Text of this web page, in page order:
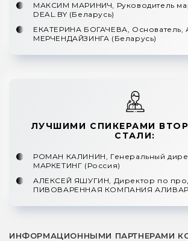
МАКСИМ МАРИНИЧ, Руководитель
DEAL.BY (Беларусь)
ЕКАТЕРИНА БОГАЧЕВА,
МЕРЧЕНДАЙЗИНГА (Беларусь)
ЛУЧШИМИ СПИКЕРАМИ
СТАЛИ:
РОМАН КАЛИНИН, Генеральный
МАРКЕТИНГ (Россия)
АЛЕКСЕЙ ЯШУГИН, Директор по
ПИВОВАРЕННАЯ КОМПАНИЯ
ИНФОРМАЦИОННЫМИ ПАРТНЕРАМИ